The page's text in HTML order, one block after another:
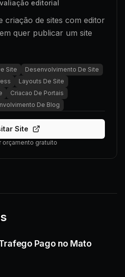
editorial
criação de sites com editor
quer publicar um site
Site
Desenvolvimento De Site
Layouts De Site
Criacao De Portais
De Blog
Site
orçamento gratuito
Pago no Mato